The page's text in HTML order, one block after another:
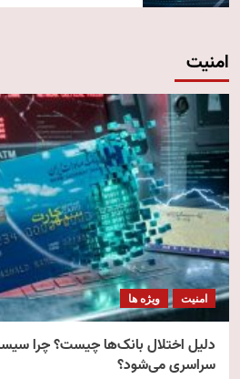
امنیت
امنیت ویژه ها
دلیل اختلال بانک‌ها چیست؟ چرا
سراسری می‌شود؟